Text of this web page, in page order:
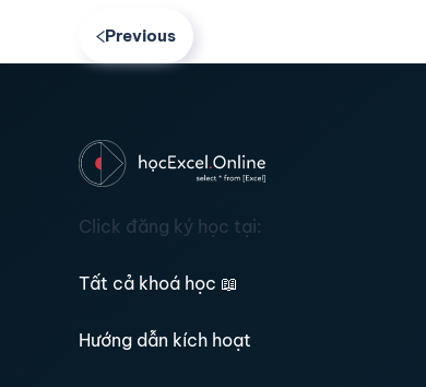
Previous
Click đăng ký học tại:
Tất cả khoá học 📖
Hướng dẫn kích hoạt